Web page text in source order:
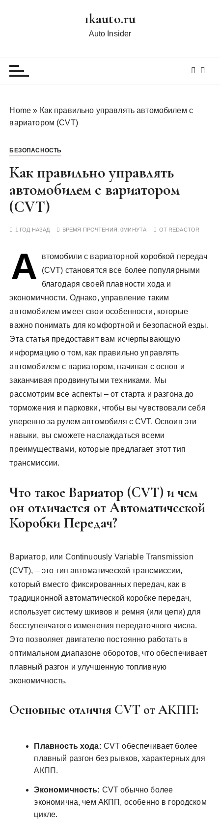
1kauto.ru
Auto Insider
Home » Как правильно управлять автомобилем с
вариатором (CVT)
БЕЗОПАСНОСТЬ
Как правильно управлять
автомобилем с вариатором
(CVT)
1 ГОД НАЗАД ВРЕМЯ ПРОЧТЕНИЯ:0МИНУТА ОТ REDACTOR
А
втомобили с вариаторной коробкой передач
(CVT) становятся все более популярными
благодаря своей плавности хода и
экономичности. Однако, управление таким
автомобилем имеет свои особенности, которые
важно понимать для комфортной и безопасной езды.
Эта статья предоставит вам исчерпывающую
информацию о том, как правильно управлять
автомобилем с вариатором, начиная с основ и
заканчивая продвинутыми техниками. Мы
рассмотрим все аспекты – от старта и разгона до
торможения и парковки, чтобы вы чувствовали себя
уверенно за рулем автомобиля с CVT. Освоив эти
навыки, вы сможете наслаждаться всеми
преимуществами, которые предлагает этот тип
трансмиссии.
Что такое Вариатор (CVT) и чем
он отличается от Автоматической
Коробки Передач?
Вариатор, или Continuously Variable Transmission
(CVT), – это тип автоматической трансмиссии,
который вместо фиксированных передач, как в
традиционной автоматической коробке передач,
использует систему шкивов и ремня (или цепи) для
бесступенчатого изменения передаточного числа.
Это позволяет двигателю постоянно работать в
оптимальном диапазоне оборотов, что обеспечивает
плавный разгон и улучшенную топливную
экономичность.
Основные отличия CVT от АКПП:
Плавность хода: CVT обеспечивает более
плавный разгон без рывков, характерных для
АКПП.
Экономичность: CVT обычно более
экономична, чем АКПП, особенно в городском
цикле.